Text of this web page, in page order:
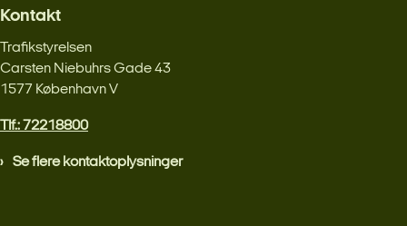
Kontakt
Trafikstyrelsen
Carsten Niebuhrs Gade 43
1577 København V
Tlf.: 72218800
Se flere kontaktoplysninger